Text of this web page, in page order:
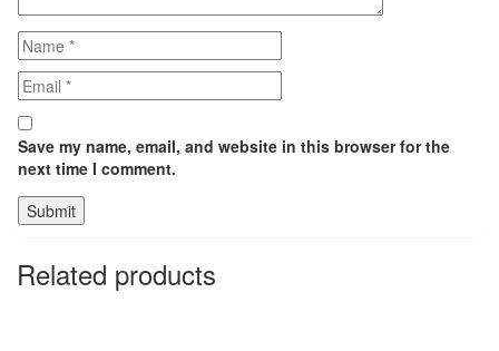
Save my name, email, and website in this browser for the
next time I comment.
Related products